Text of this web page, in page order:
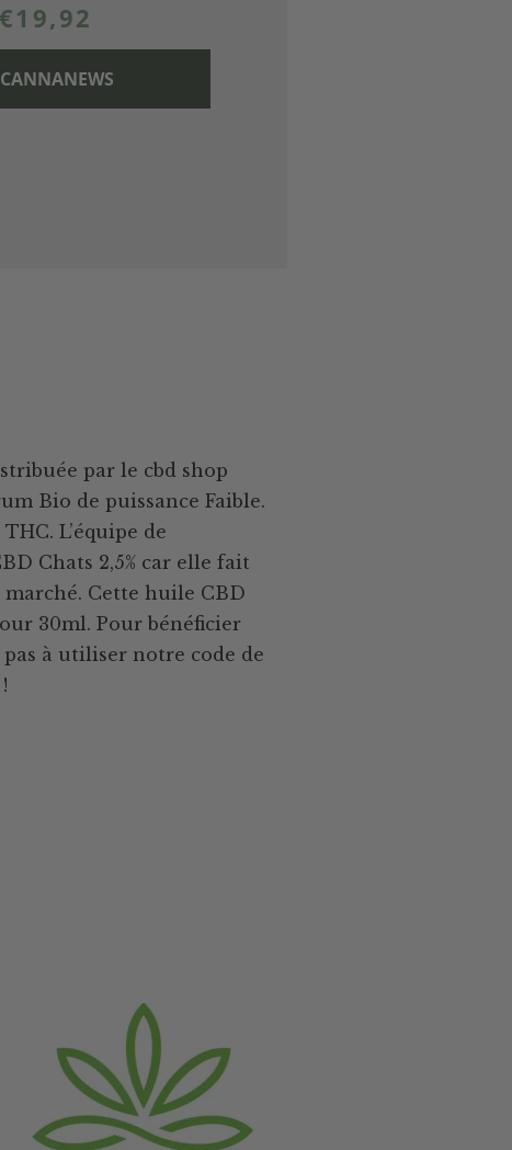
€19,92
par le cbd shop
Bio de puissance Faible.
L’équipe de
Chats 2,5% car elle fait
Cette huile CBD
30ml. Pour bénéficier
pas à utiliser notre code de